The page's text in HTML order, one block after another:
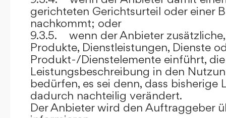
gerichteten Gerichtsurteil oder einer
nachkommt; oder
9.3.5. wenn der Anbieter
Produkte, Dienstleistungen, Dienste
Produkt-/Dienstelemente einführt,
Leistungsbeschreibung in den
bedürfen, es sei denn, dass bisherige
dadurch nachteilig verändert.
Der Anbieter wird den Auftraggeber